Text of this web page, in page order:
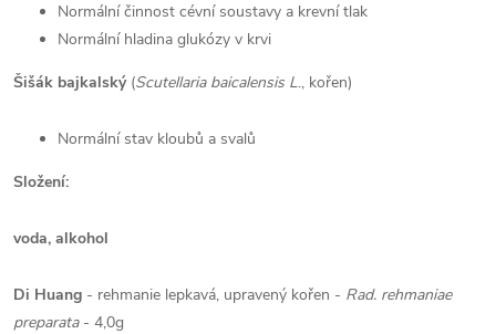
Normální činnost cévní soustavy a krevní tlak
Normální hladina glukózy v krvi
Šišák bajkalský(Scutellaria baicalensis L., kořen)
Normální stav kloubů a svalů
Složení:
voda, alkohol
Di Huang - rehmanie lepkavá, upravený kořen - Rad. rehmaniae
preparata- 4,0g